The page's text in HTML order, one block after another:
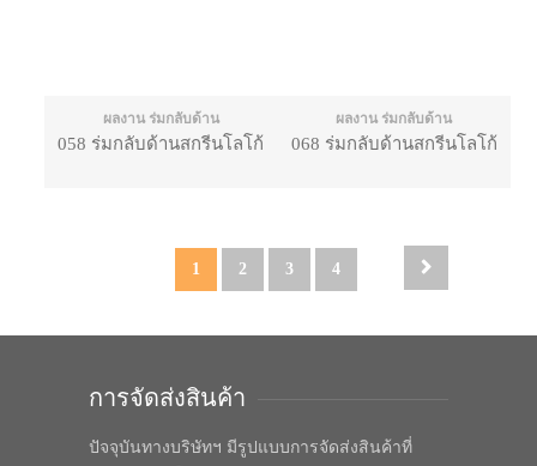
ผลงาน ร่มกลับด้าน
058 ร่มกลับด้านสกรีนโลโก้
ผลงาน ร่มกลับด้าน
068 ร่มกลับด้านสกรีนโลโก้
1 2 3 4
การจัดส่งสินค้า
ปัจจุบันทางบริษัทฯ มีรูปแบบการจัดส่งสินค้าที่